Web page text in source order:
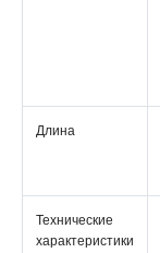
Длина
Технические
характеристики